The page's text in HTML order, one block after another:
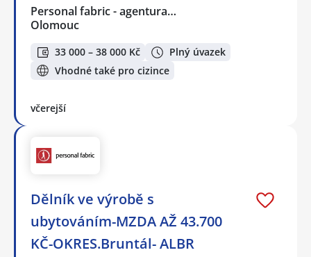
Personal fabric - agentura…
Olomouc
33 000 – 38 000 Kč
Plný úvazek
Vhodné také pro cizince
včerejší
Dělník ve výrobě s
ubytováním-MZDA AŽ 43.700
KČ-OKRES.Bruntál- ALBR